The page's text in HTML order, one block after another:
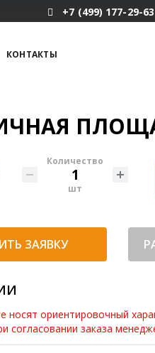
+7 (499) 177-29-63
КОНТАКТЫ
Количество
шт
ЗАЯВКУ
носят ориентировочный
согласовании заказа